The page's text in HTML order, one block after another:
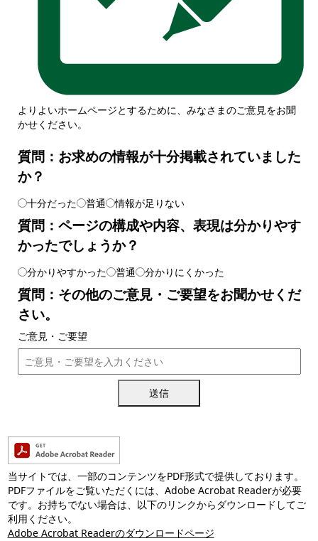
よりよいホームページとするために、みなさまのご意見をお聞
かせください。
質問：お求めの情報が十分掲載されていました
か？
十分だった 普通 情報が足りない
質問：ページの構成や内容、表現は分かりやす
かったでしょうか？
分かりやすかった 普通 分かりにくかった
質問：その他のご意見・ご要望をお聞かせくだ
さい。
ご意見・ご要望
送信
当サイトでは、一部のコンテンツをPDF形式で提供しております。
PDFファイルをご覧いただくには、Adobe Acrobat Readerが必要
です。お持ちでない場合は、以下のリンクからダウンロードしてご
利用ください。
Adobe Acrobat Readerのダウンロードページ